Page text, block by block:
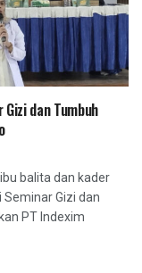
dan Tumbuh
ibu balita dan kader
Gizi dan
PT Indexim